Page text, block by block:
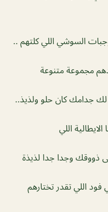
السوشي اللي كلتهم ..
مجموعة متنوعة
لك جدامك كان حلو ولذيذ..
الايطالية اللي
ذووقك وجدا جدا لذيذة
اللي تقدر تختارهم